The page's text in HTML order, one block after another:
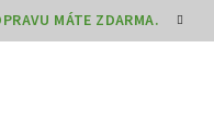
MÁTE ZDARMA.